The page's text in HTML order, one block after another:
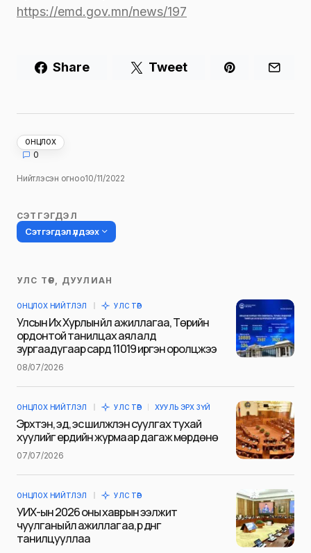
https://emd.gov.mn/news/197
Share Tweet
ОНЦЛОХ
0
Нийтлэсэн огноо10/11/2022
СЭТГЭГДЭЛ
Сэтгэгдэл үлдээх
Таны имэйл хаягийг нийтлэхгүй.
тэмдэглэсэн
Сэтгэгдэл*
Name
УЛС ТӨР, ДУУЛИАН
ОНЦЛОХ НИЙТЛЭЛ УЛС ТӨР
Улсын Их Хурлын үйл ажиллагаа, Төрийн
ордонтой танилцах аялалд
зургаадугаар сард 11019 иргэн оролцжээ
08/07/2026
ОНЦЛОХ НИЙТЛЭЛ УЛС ТӨР ХУУЛЬ ЭРХ ЗҮЙ
Эрхтэн, эд, эс шилжүүлэн суулгах тухай
хуулийг ердийн журмаар дагаж мөрдөнө
07/07/2026
ОНЦЛОХ НИЙТЛЭЛ УЛС ТӨР
УИХ-ын 2026 оны хаврын ээлжит
чуулганы үйл ажиллагаа, үр дүнг
танилцууллаа